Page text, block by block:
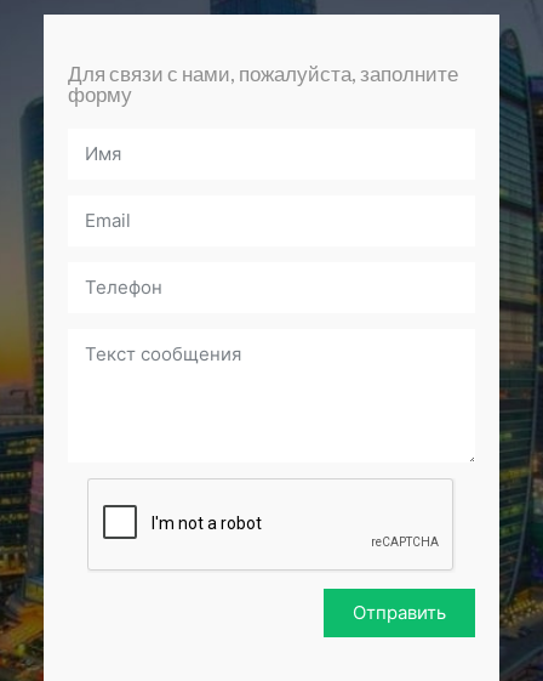
Для связи с нами, пожалуйста, заполните
форму
Отправить